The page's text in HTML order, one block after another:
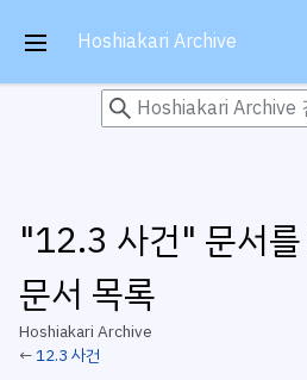
Hoshiakari Archive
"12.3 사건" 문서
문서 목록
Hoshiakari Archive
←12.3 사건